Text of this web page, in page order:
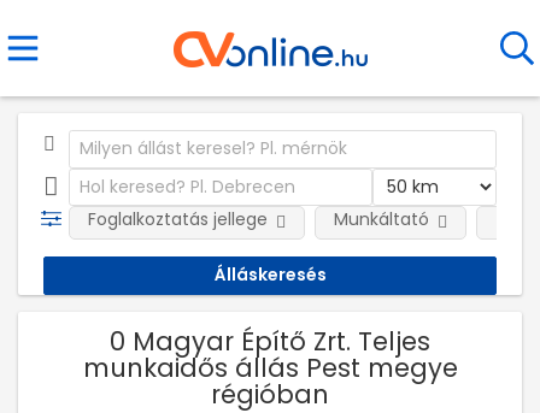
Foglalkoztatás jellege Munkáltató
0 Magyar Építő Zrt. Teljes
munkaidős állás Pest megye
régióban